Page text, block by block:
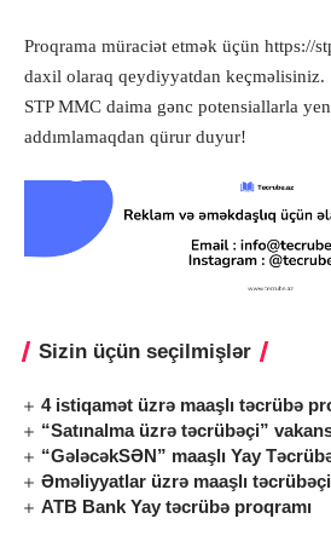
Proqrama müraciət etmək üçün https://
daxil olaraq qeydiyyatdan keçməlisiniz.
STP MMC daima gənc potensiallarla
addımlamaqdan qürur duyur!
Sizin üçün seçilmişlər
4 istiqamət üzrə maaşlı təcrübə
“Satınalma üzrə təcrübəçi”
“GələcəkSƏN” maaşlı Yay
Əməliyyatlar üzrə maaşlı
ATB Bank Yay təcrübə proqramı